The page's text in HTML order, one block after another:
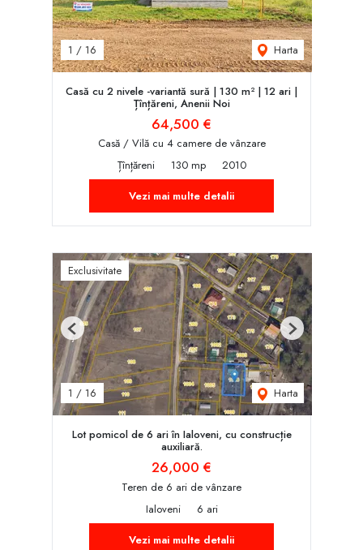
1 / 16 Harta
Casă cu 2 nivele -variantă sură | 130 m² | 12 ari |
Țînțăreni, Anenii Noi
64,500 €
Casă / Vilă cu 4 camere de vânzare
Țînțăreni
130 mp
2010
Vezi mai multe detalii
Exclusivitate
1 / 16 Harta
Previous Next
Lot pomicol de 6 ari în Ialoveni, cu construcție
auxiliară.
26,000 €
Teren de 6 ari de vânzare
Ialoveni
6 ari
Vezi mai multe detalii